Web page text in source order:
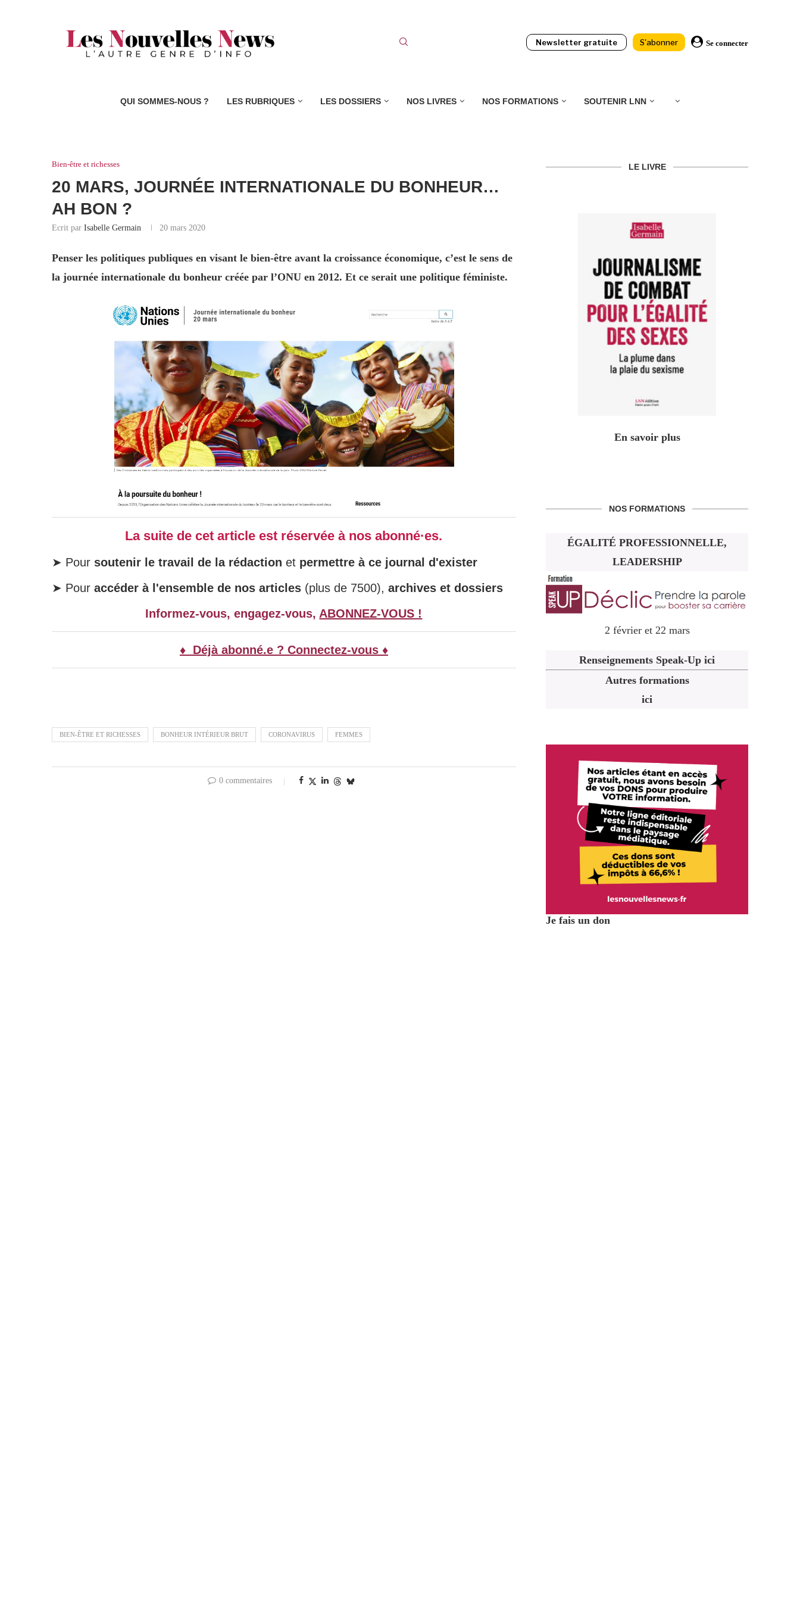
Newsletter gratuite S'abonner Se connecter
QUI SOMMES-NOUS ? LES RUBRIQUES LES DOSSIERS NOS LIVRES NOS FORMATIONS SOUTENIR LNN
Bien-être et richesses
20 MARS, JOURNÉE INTERNATIONALE DU BONHEUR…
AH BON ?
Ecrit par Isabelle Germain 20 mars 2020
Penser les politiques publiques en visant le bien-être avant la croissance économique, c’est le sens de
la journée internationale du bonheur créée par l’ONU en 2012. Et ce serait une politique féministe.
La suite de cet article est réservée à nos abonné·es.
➤ Pour soutenir le travail de la rédaction et permettre à ce journal d'exister
➤ Pour accéder à l'ensemble de nos articles (plus de 7500), archives et dossiers
Informez-vous, engagez-vous, ABONNEZ-VOUS !
♦ Déjà abonné.e ? Connectez-vous ♦
BIEN-ÊTRE ET RICHESSES BONHEUR INTÉRIEUR BRUT CORONAVIRUS FEMMES
0 commentaires
LE LIVRE
En savoir plus
NOS FORMATIONS
ÉGALITÉ PROFESSIONNELLE,
LEADERSHIP
2 février et 22 mars
Renseignements Speak-Up ici
Autres formations
ici
Je fais un don